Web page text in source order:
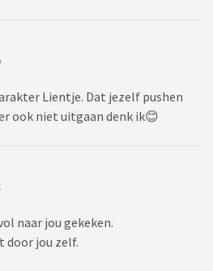
Lientje. Dat jezelf pushen
ook niet uitgaan denk ik😊
naar jou gekeken.
door jou zelf.